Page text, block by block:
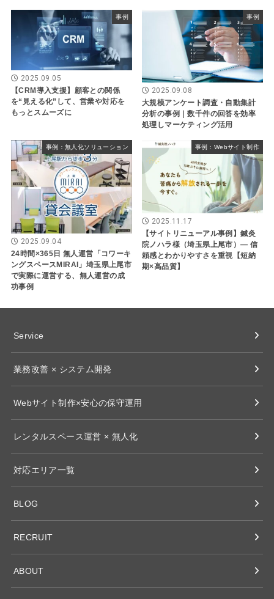
事例
2025.09.05
【CRM導入支援】顧客との関係
を“見える化”して、営業や対応を
もっとスムーズに
事例
2025.09.08
大規模アンケート調査・自動集計
分析の事例｜数千件の回答を効率
処理しマーケティング活用
事例：無人化ソリューション
2025.09.04
24時間×365日 無人運営「コワーキ
ングスペースMIRAI」埼玉県上尾市
で実際に運営する、無人運営の成
功事例
事例：Webサイト制作
2025.11.17
【サイトリニューアル事例】鍼灸
院ノハラ様（埼玉県上尾市）― 信
頼感とわかりやすさを重視【短納
期×高品質】
Service
業務改善 × システム開発
Webサイト制作×安心の保守運用
レンタルスペース運営 × 無人化
対応エリア一覧
BLOG
RECRUIT
ABOUT